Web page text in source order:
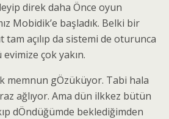
direk daha Önce oyun
Mobidik’e başladık. Belki bir
tam açılıp da sistemi de oturunca
çok yakın.
memnun gÖzüküyor. Tabi hala
ağlıyor. Ama dün ilkkez bütün
dÖndüğümde beklediğimden